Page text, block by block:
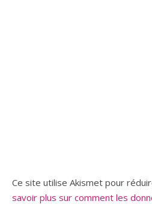
Ce site utilise Akismet pour
savoir plus sur comment les